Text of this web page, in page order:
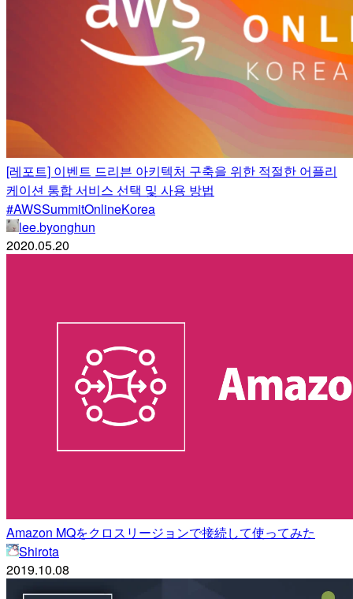
[레포트] 이벤트 드리븐 아키텍처 구축을 위한 적절한 어플리
케이션 통합 서비스 선택 및 사용 방법
#AWSSummitOnlineKorea
lee.byonghun
2020.05.20
Amazon MQをクロスリージョンで接続して使ってみた
Shirota
2019.10.08